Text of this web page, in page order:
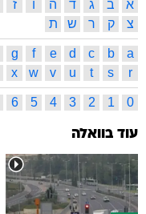
א ב ג ד ה ו ז
צ
ק ר ש ת
a
b
c
d
e
f
g
r
s
t
u
v
w
x
0
1
2
3
4
5
6
עוד בוואלה